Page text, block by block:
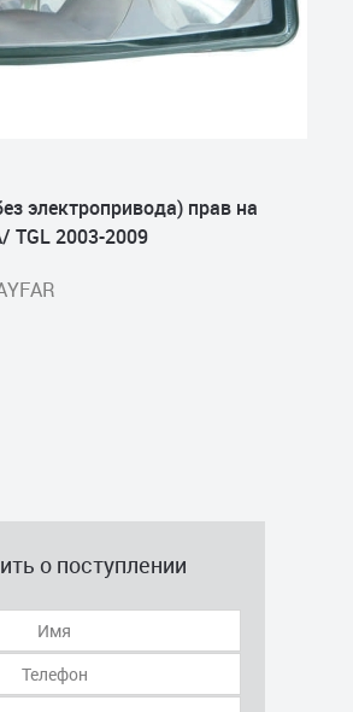
электропривода) прав на
TGL 2003-2009
о поступлении